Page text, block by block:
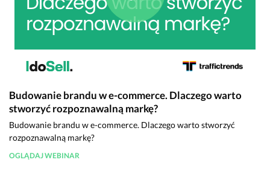
Budowanie brandu w e-commerce. Dlaczego warto
stworzyć rozpoznawalną markę?
Budowanie brandu w e-commerce. Dlaczego warto stworzyć
rozpoznawalną markę?
OGLĄDAJ WEBINAR